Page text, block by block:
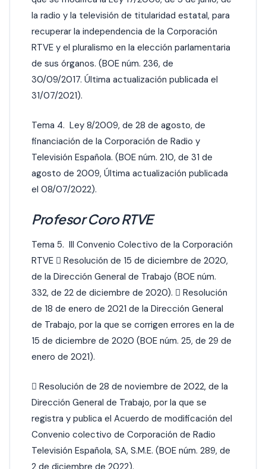
la radio y la televisión de titularidad estatal, para
recuperar la independencia de la Corporación
RTVE y el pluralismo en la elección parlamentaria
de sus órganos. (BOE núm. 236, de
30/09/2017. Última actualización publicada el
31/07/2021).
Tema 4. Ley 8/2009, de 28 de agosto, de
financiación de la Corporación de Radio y
Televisión Española. (BOE núm. 210, de 31 de
agosto de 2009, Última actualización publicada
el 08/07/2022).
Profesor Coro RTVE
Tema 5. III Convenio Colectivo de la Corporación
RTVE  Resolución de 15 de diciembre de 2020,
de la Dirección General de Trabajo (BOE núm.
332, de 22 de diciembre de 2020).  Resolución
de 18 de enero de 2021 de la Dirección General
de Trabajo, por la que se corrigen errores en la de
15 de diciembre de 2020 (BOE núm. 25, de 29 de
enero de 2021).
 Resolución de 28 de noviembre de 2022, de la
Dirección General de Trabajo, por la que se
registra y publica el Acuerdo de modificación del
Convenio colectivo de Corporación de Radio
Televisión Española, SA, S.M.E. (BOE núm. 289, de
2 de diciembre de 2022).